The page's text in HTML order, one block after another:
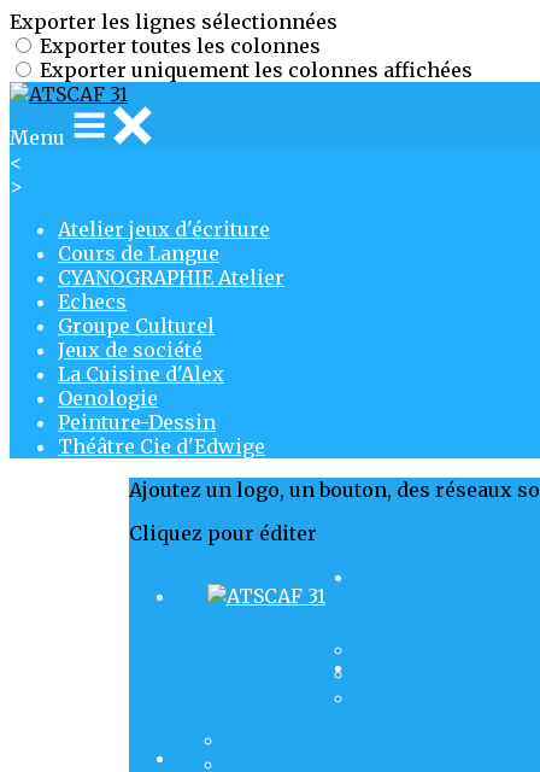
Exporter les lignes sélectionnées
Exporter toutes les colonnes
Exporter uniquement les colonnes affichées
Menu
<
>
Atelier jeux d'écriture
Cours de Langue
CYANOGRAPHIE Atelier
Echecs
Groupe Culturel
Jeux de société
La Cuisine d'Alex
Oenologie
Peinture-Dessin
Théâtre Cie d'Edwige
Ajoutez un logo, un bouton, des réseaux
Cliquez pour éditer